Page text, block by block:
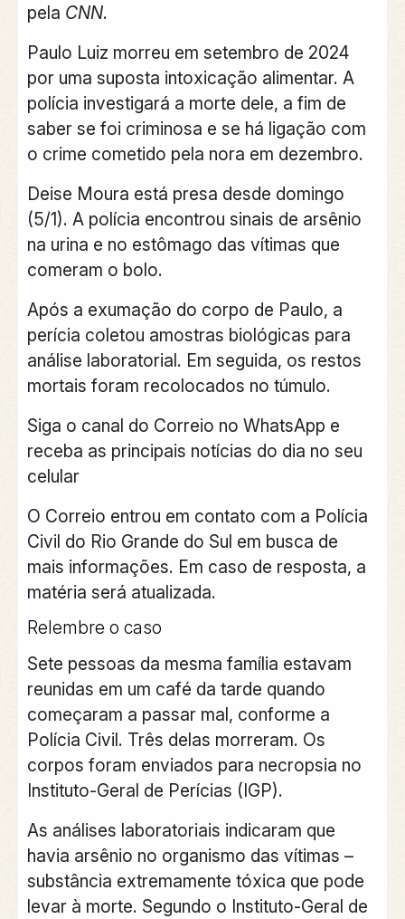
pela CNN.
Paulo Luiz morreu em setembro de 2024
por uma suposta intoxicação alimentar. A
polícia investigará a morte dele, a fim de
saber se foi criminosa e se há ligação com
o crime cometido pela nora em dezembro.
Deise Moura está presa desde domingo
(5/1). A polícia encontrou sinais de arsênio
na urina e no estômago das vítimas que
comeram o bolo.
Após a exumação do corpo de Paulo, a
perícia coletou amostras biológicas para
análise laboratorial. Em seguida, os restos
mortais foram recolocados no túmulo.
Siga o canal do Correio no WhatsApp e
receba as principais notícias do dia no seu
celular
O Correio entrou em contato com a Polícia
Civil do Rio Grande do Sul em busca de
mais informações. Em caso de resposta, a
matéria será atualizada.
Relembre o caso
Sete pessoas da mesma família estavam
reunidas em um café da tarde quando
começaram a passar mal, conforme a
Polícia Civil. Três delas morreram. Os
corpos foram enviados para necropsia no
Instituto-Geral de Perícias (IGP).
As análises laboratoriais indicaram que
havia arsênio no organismo das vítimas –
substância extremamente tóxica que pode
levar à morte. Segundo o Instituto-Geral de